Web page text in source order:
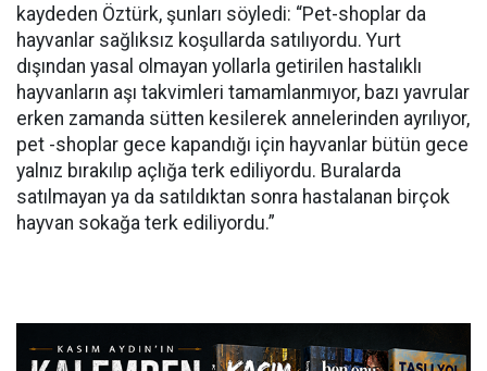
kaydeden Öztürk, şunları söyledi: “Pet-shoplar da
hayvanlar sağlıksız koşullarda satılıyordu. Yurt
dışından yasal olmayan yollarla getirilen hastalıklı
hayvanların aşı takvimleri tamamlanmıyor, bazı yavrular
erken zamanda sütten kesilerek annelerinden ayrılıyor,
pet -shoplar gece kapandığı için hayvanlar bütün gece
yalnız bırakılıp açlığa terk ediliyordu. Buralarda
satılmayan ya da satıldıktan sonra hastalanan birçok
hayvan sokağa terk ediliyordu.”